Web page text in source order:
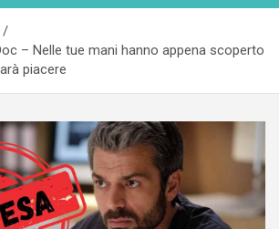
– Nelle tue mani hanno appena scoperto
piacere